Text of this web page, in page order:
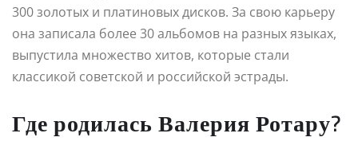
300 золотых и платиновых дисков. За свою карьеру
она записала более 30 альбомов на разных языках,
выпустила множество хитов, которые стали
классикой советской и российской эстрады.
Где родилась Валерия Ротару?